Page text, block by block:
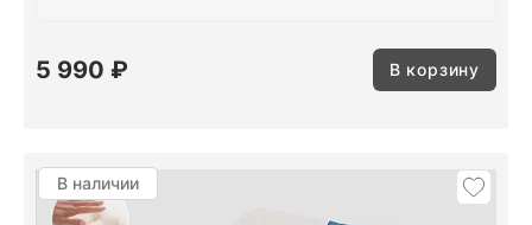
5 990 ₽ В корзину
В наличии